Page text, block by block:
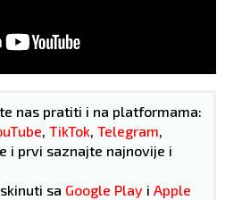
nas pratiti i na platformama:
, TikTok, Telegram,
i prvi saznajte najnovije i
sa Google Play i Apple